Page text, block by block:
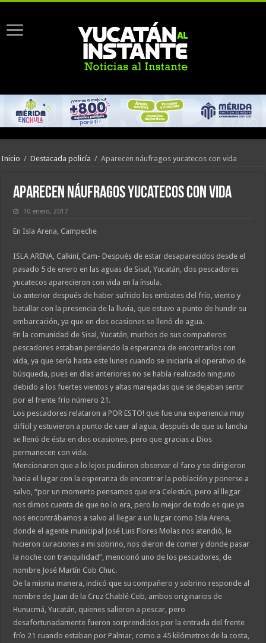
Inicio / Destacada policía / Aparecen náufragos yucatecos con vida
Aparecen náufragos yucatecos con vida
10 enero, 2017
En Isla Arena, Campeche
ISLA ARENA, Calkiní, Cam- Después de estar desaparecidos desde el
pasado 5 de enero en las aguas de Sisal, Yucatán, dos pescadores
yucatecos aparecieron con vida en la ínsula.
Lo anterior después de haber sufrido los embates del frío, viento y
batallar con la presencia de la lluvia, que estuvo a punto de hundir su
embarcación, ya que en dos ocasiones se llenó de agua.
En la comunidad de Sisal, Yucatán, muchos de sus compañeros
pescadores estaban perdiendo la esperanza de encontrarlos con
vida, ya que sería hasta este lunes cuando se iniciaría el operativo de
búsqueda, pues en días anteriores no se había realizado ninguno
debido a los fuertes vientos y altas marejadas que se dejaban sentir
por el frente frío número 21.
Los pescadores relataron a POR ESTO! que fue una experiencia muy
difícil y estuvieron a punto de caer al agua, después de que su lancha
se llenó de ésta en dos ocasiones, pero que gracias a Dios
permanecen con vida.
Mencionaron que a lo lejos pudieron observar el faro y se dirigieron
hacia el lugar con la esperanza de encontrar la población y ponerse a
salvo, “por un momento pensamos que era Celestún, pero al llegar
nos dimos cuenta de que no lo era, pero lo mejor de todo es que ya
nos encontrábamos a salvo al llegar a un lugar como Isla Arena,
donde el agente municipal José Luis Flores Molas nos atendió, le
hicieron curaciones a mi sobrino, nos dieron de comer y donde pasar
la noche con tranquilidad”, mencionó uno de los pescadores, de
nombre José Martín Cob Chuc.
De la misma manera, indicó que su compañero y sobrino responde al
nombre de Juan de la Cruz Chablé Cob, ambos originarios de
Hunucmá, Yucatán, quienes salieron a pescar, pero
desafortunadamente fueron sorprendidos por la entrada del frente
frío 21 cuando estaban por Palmar, como a 45 kilómetros de la costa,